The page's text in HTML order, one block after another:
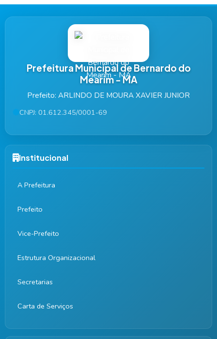
Prefeitura Municipal de Bernardo do
Mearim - MA
Prefeito: ARLINDO DE MOURA XAVIER JUNIOR
CNPJ: 01.612.345/0001-69
Institucional
A Prefeitura
Prefeito
Vice-Prefeito
Estrutura Organizacional
Secretarias
Carta de Serviços